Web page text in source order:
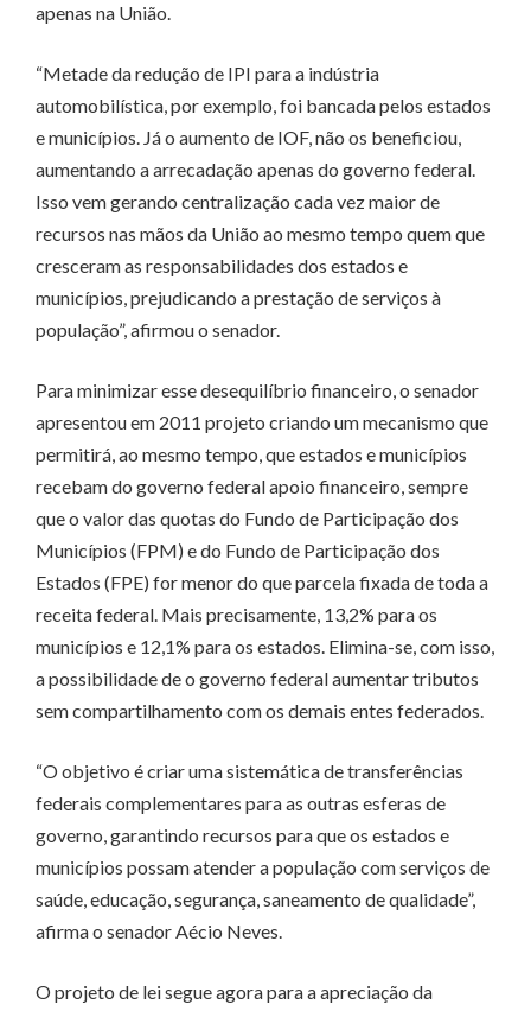
apenas na União.
“Metade da redução de IPI para a indústria
automobilística, por exemplo, foi bancada pelos estados
e municípios. Já o aumento de IOF, não os beneficiou,
aumentando a arrecadação apenas do governo federal.
Isso vem gerando centralização cada vez maior de
recursos nas mãos da União ao mesmo tempo quem que
cresceram as responsabilidades dos estados e
municípios, prejudicando a prestação de serviços à
população”, afirmou o senador.
Para minimizar esse desequilíbrio financeiro, o senador
apresentou em 2011 projeto criando um mecanismo que
permitirá, ao mesmo tempo, que estados e municípios
recebam do governo federal apoio financeiro, sempre
que o valor das quotas do Fundo de Participação dos
Municípios (FPM) e do Fundo de Participação dos
Estados (FPE) for menor do que parcela fixada de toda a
receita federal. Mais precisamente, 13,2% para os
municípios e 12,1% para os estados. Elimina-se, com isso,
a possibilidade de o governo federal aumentar tributos
sem compartilhamento com os demais entes federados.
“O objetivo é criar uma sistemática de transferências
federais complementares para as outras esferas de
governo, garantindo recursos para que os estados e
municípios possam atender a população com serviços de
saúde, educação, segurança, saneamento de qualidade”,
afirma o senador Aécio Neves.
O projeto de lei segue agora para a apreciação da